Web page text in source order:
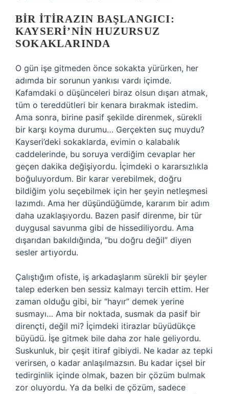
BIR İTIRAZIN BAŞLANGICI:
KAYSERI’NIN HUZURSUZ
SOKAKLARINDA
O gün işe gitmeden önce sokakta yürürken, her
adımda bir sorunun yankısı vardı içimde.
Kafamdaki o düşünceleri biraz olsun dışarı atmak,
tüm o tereddütleri bir kenara bırakmak istedim.
Ama sonra, birine pasif şekilde direnmek, sürekli
bir karşı koyma durumu… Gerçekten suç muydu?
Kayseri’deki sokaklarda, evimin o kalabalık
caddelerinde, bu soruya verdiğim cevaplar her
geçen dakika değişiyordu. İçimdeki o kararsızlıkla
boğuluyordum. Bir karar verebilmek, doğru
bildiğim yolu seçebilmek için her şeyin netleşmesi
lazımdı. Ama her düşündüğümde, kararım bir adım
daha uzaklaşıyordu. Bazen pasif direnme, bir tür
duygusal savunma gibi de hissediliyordu. Ama
dışarıdan bakıldığında, “bu doğru değil” diyen
sesler artıyordu.
Çalıştığım ofiste, iş arkadaşlarım sürekli bir şeyler
talep ederken ben sessiz kalmayı tercih ettim. Her
zaman olduğu gibi, bir “hayır” demek yerine
susmayı… Ama bir noktada, susmak da pasif bir
dirençti, değil mi? İçimdeki itirazlar büyüdükçe
büyüdü. İşe gitmek bile daha zor hale geliyordu.
Suskunluk, bir çeşit itiraf gibiydi. Ne kadar az tepki
verirsen, o kadar anlaşılmazsın. Bu kadar içsel bir
tedirginlik içinde olmak, bazen bir çözüm bulmak
zor oluyordu. Ya da belki de çözüm, sadece